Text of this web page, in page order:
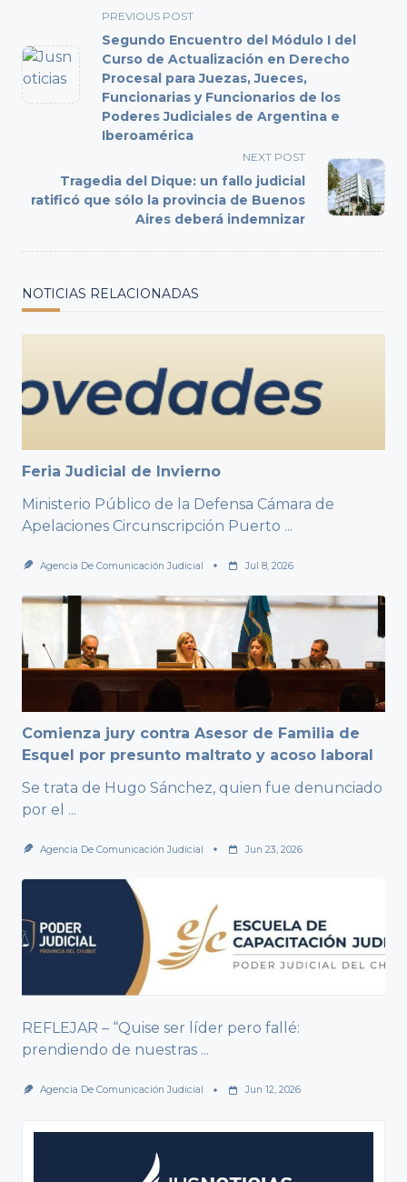
subtitle
screen-
reader-
text">Page</span>
PREVIOUS POST
Segundo Encuentro del Módulo I del
Curso de Actualización en Derecho
Procesal para Juezas, Jueces,
Funcionarias y Funcionarios de los
Poderes Judiciales de Argentina e
Iberoamérica
NEXT POST
Tragedia del Dique: un fallo judicial
ratificó que sólo la provincia de Buenos
Aires deberá indemnizar
NOTICIAS RELACIONADAS
Feria Judicial de Invierno
Ministerio Público de la Defensa Cámara de
Apelaciones Circunscripción Puerto ...
Agencia De Comunicación Judicial Jul 8, 2026
Comienza jury contra Asesor de Familia de
Esquel por presunto maltrato y acoso laboral
Se trata de Hugo Sánchez, quien fue denunciado
por el ...
Agencia De Comunicación Judicial Jun 23, 2026
REFLEJAR – “Quise ser líder pero fallé:
prendiendo de nuestras ...
Agencia De Comunicación Judicial Jun 12, 2026